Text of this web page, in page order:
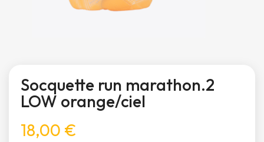
Socquette run marathon.2
LOW orange/ciel
18,00 €